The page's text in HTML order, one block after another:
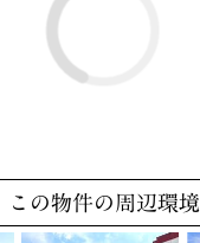
この物件の周辺環境